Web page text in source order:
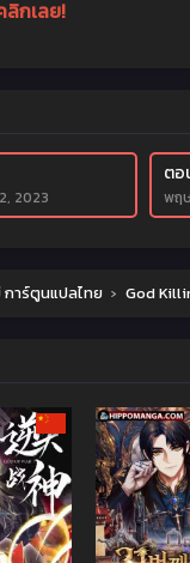
ลิกเลย!
2023
ตอ
พฤ
การ์ตูนแปลไทย › God